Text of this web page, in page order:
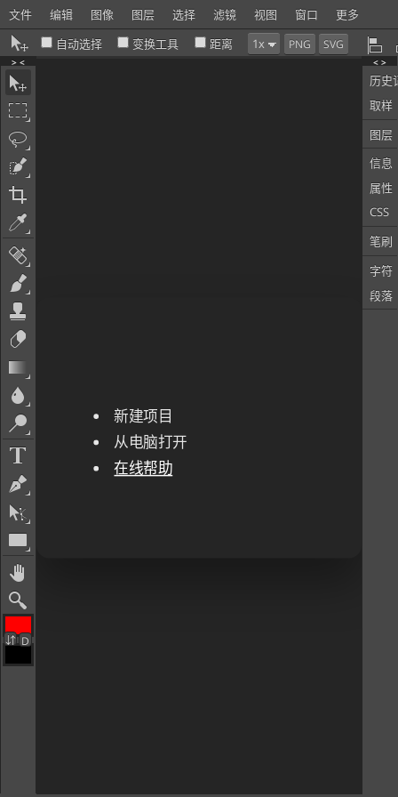
文件 编辑 图像 图层 选择 滤镜 视图 窗口
更多
自动选择
变换工具 距离 PNG SVG
> <
⇵ D
新建项目
从电脑打开
在线帮助
< >
历史
取样
图层
信息
属性
CSS
笔刷
字符
段落